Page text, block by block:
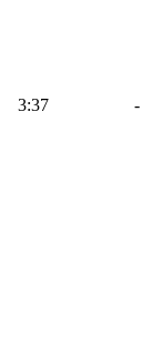
3:37 -